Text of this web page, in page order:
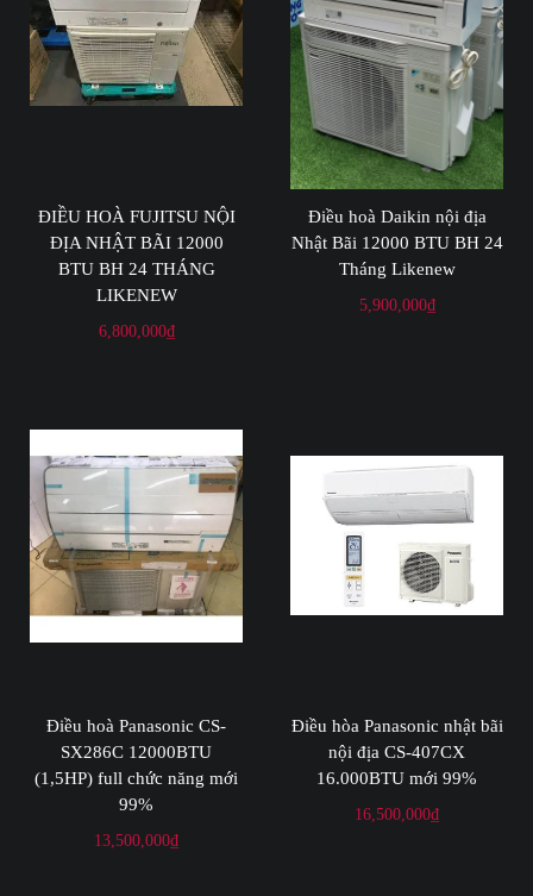
ĐIỀU HOÀ FUJITSU NỘI
ĐỊA NHẬT BÃI 12000
BTU BH 24 THÁNG
LIKENEW
6,800,000₫
Điều hoà Daikin nội địa
Nhật Bãi 12000 BTU BH 24
Tháng Likenew
5,900,000₫
Điều hoà Panasonic CS-
SX286C 12000BTU
(1,5HP) full chức năng mới
99%
13,500,000₫
Điều hòa Panasonic nhật bãi
nội địa CS-407CX
16.000BTU mới 99%
16,500,000₫